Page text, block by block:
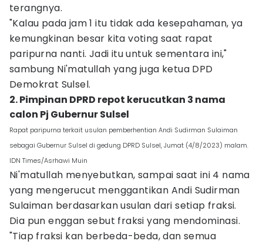
terangnya.
"Kalau pada jam 1 itu tidak ada kesepahaman, ya
kemungkinan besar kita voting saat rapat
paripurna nanti. Jadi itu untuk sementara ini,"
sambung Ni'matullah yang juga ketua DPD
Demokrat Sulsel.
2. Pimpinan DPRD repot kerucutkan 3 nama
calon Pj Gubernur Sulsel
Rapat paripurna terkait usulan pemberhentian Andi Sudirman Sulaiman
sebagai Gubernur Sulsel di gedung DPRD Sulsel, Jumat (4/8/2023) malam.
IDN Times/Asrhawi Muin
Ni'matullah menyebutkan, sampai saat ini 4 nama
yang mengerucut menggantikan Andi Sudirman
Sulaiman berdasarkan usulan dari setiap fraksi.
Dia pun enggan sebut fraksi yang mendominasi.
"Tiap fraksi kan berbeda-beda, dan semua